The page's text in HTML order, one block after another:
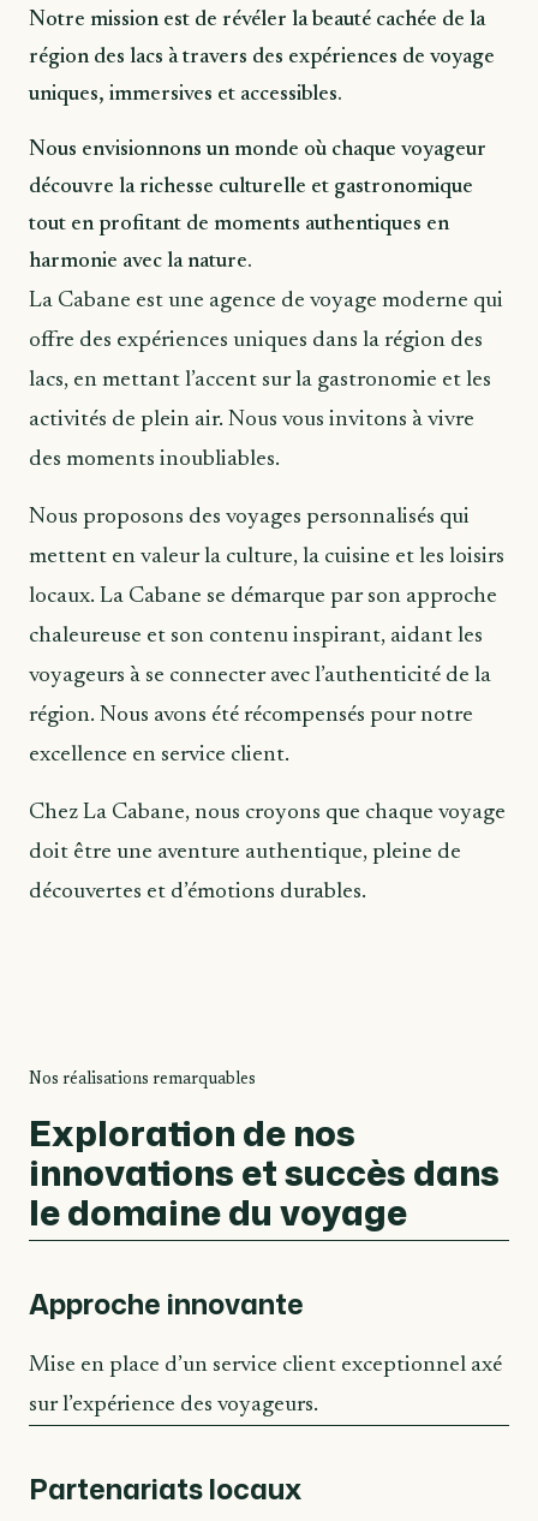
Notre mission est de révéler la beauté cachée de la
région des lacs à travers des expériences de voyage
uniques, immersives et accessibles.
Nous envisionnons un monde où chaque voyageur
découvre la richesse culturelle et gastronomique
tout en profitant de moments authentiques en
harmonie avec la nature.
La Cabane est une agence de voyage moderne qui
offre des expériences uniques dans la région des
lacs, en mettant l’accent sur la gastronomie et les
activités de plein air. Nous vous invitons à vivre
des moments inoubliables.
Nous proposons des voyages personnalisés qui
mettent en valeur la culture, la cuisine et les loisirs
locaux. La Cabane se démarque par son approche
chaleureuse et son contenu inspirant, aidant les
voyageurs à se connecter avec l’authenticité de la
région. Nous avons été récompensés pour notre
excellence en service client.
Chez La Cabane, nous croyons que chaque voyage
doit être une aventure authentique, pleine de
découvertes et d’émotions durables.
Nos réalisations remarquables
Exploration de nos
innovations et succès dans
le domaine du voyage
Approche innovante
Mise en place d’un service client exceptionnel axé
sur l’expérience des voyageurs.
Partenariats locaux